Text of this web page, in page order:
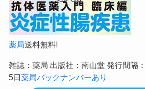
薬局送料無料!
雑誌：薬局 出版社：南山堂 発行間隔
5日薬局バックナンバーあり